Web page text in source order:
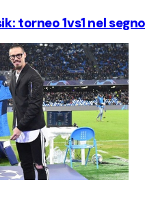
torneo 1vs1 nel